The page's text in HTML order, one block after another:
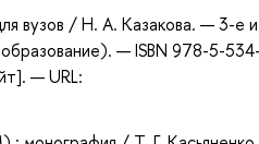
вузов / Н. А. Казакова. — 3-е
— ISBN 978-5-
— URL: